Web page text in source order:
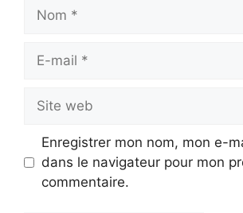
Nom
Site
web
Enregistrer mon nom, mon e-
dans le navigateur pour mon
commentaire.